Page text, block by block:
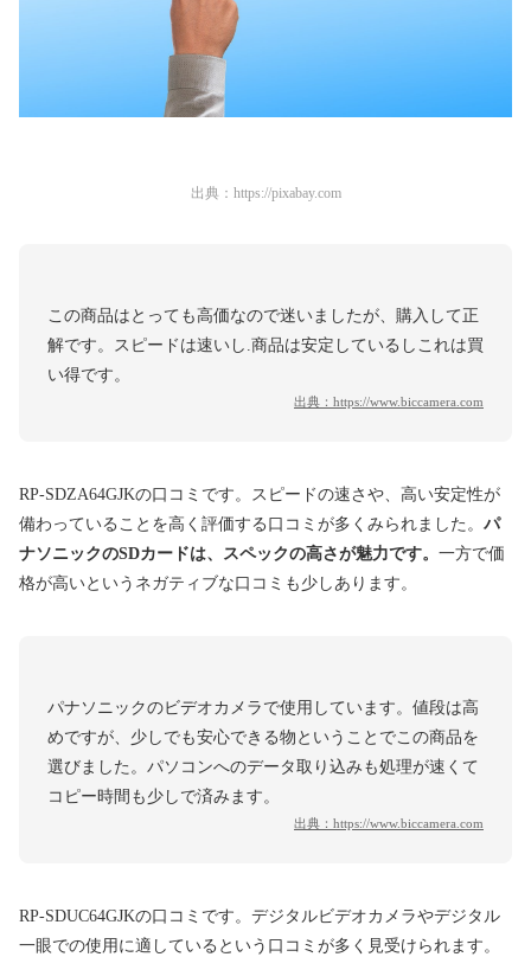
出典： https://pixabay.com
この商品はとっても高価なので迷いましたが、購入して正
解です。スピードは速いし.商品は安定しているしこれは買
い得です。
出典： https://www.biccamera.com
RP-SDZA64GJKの口コミです。スピードの速さや、高い安定性が
備わっていることを高く評価する口コミが多くみられました。 パ
ナソニックのSDカードは、スペックの高さが魅力です。 一方で価
格が高いというネガティブな口コミも少しあります。
パナソニックのビデオカメラで使用しています。値段は高
めですが、少しでも安心できる物ということでこの商品を
選びました。パソコンへのデータ取り込みも処理が速くて
コピー時間も少しで済みます。
出典： https://www.biccamera.com
RP-SDUC64GJKの口コミです。デジタルビデオカメラやデジタル
一眼での使用に適しているという口コミが多く見受けられます。